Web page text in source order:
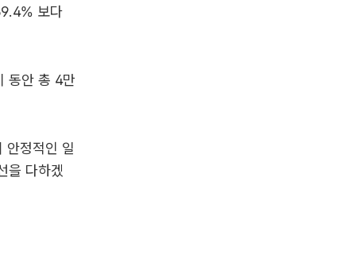
보다
동안 총 4만
안정적인 일
을 다하겠